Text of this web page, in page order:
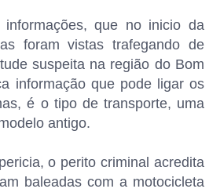
que no inicio da
foram vistas trafegando de
suspeita na região do Bom
informação que pode ligar os
é o tipo de transporte, uma
antigo.
o perito criminal acredita
baleadas com a motocicleta